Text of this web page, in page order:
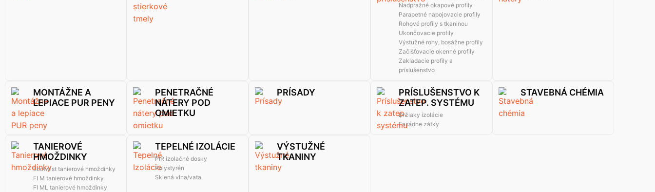
Nadpražné okapové profily
Parapetné napojovacie profily
Rohové profily s tkaninou
Ukončovacie profily
Výstužné rohy, bosážne profily
Začišťovacie okenné profily
Zakladacie profily a
príslušenstvo
MONTÁŽNE A
LEPIACE PUR PENY
PENETRAČNÉ
NÁTERY POD
OMIETKU
PRÍSADY
PRÍSLUŠENSTVO K
ZATEP. SYSTÉMU
Držiaky izolácie
Fasádne zátky
STAVEBNÁ CHÉMIA
TANIEROVÉ
HMOŽDINKY
Ecotwist tanierové hmoždinky
FI M tanierové hmoždinky
FI ML tanierové hmoždinky
TEPELNÉ IZOLÁCIE
PIR izolačné dosky
Polystyrén
Sklená vlna/vata
VÝSTUŽNÉ
TKANINY